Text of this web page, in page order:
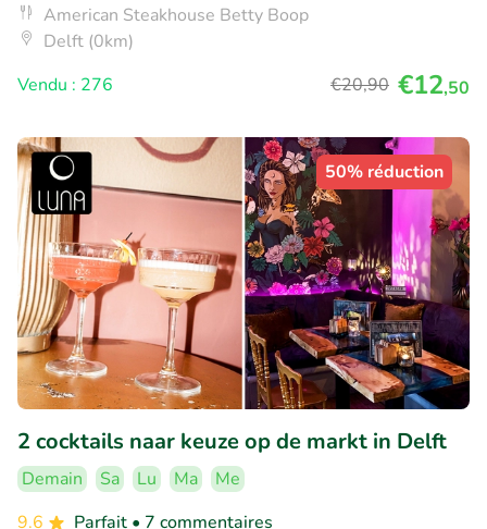
American Steakhouse Betty Boop
Delft (0km)
Vendu : 276
€20,90 €12,50
50% réduction
2 cocktails naar keuze op de markt in Delft
Demain Sa Lu Ma
Me
9.6
Parfait • 7 commentaires